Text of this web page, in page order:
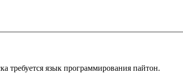
требуется язык программирования пайтон.